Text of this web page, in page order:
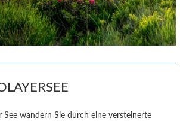
wandern Sie durch eine versteinerte